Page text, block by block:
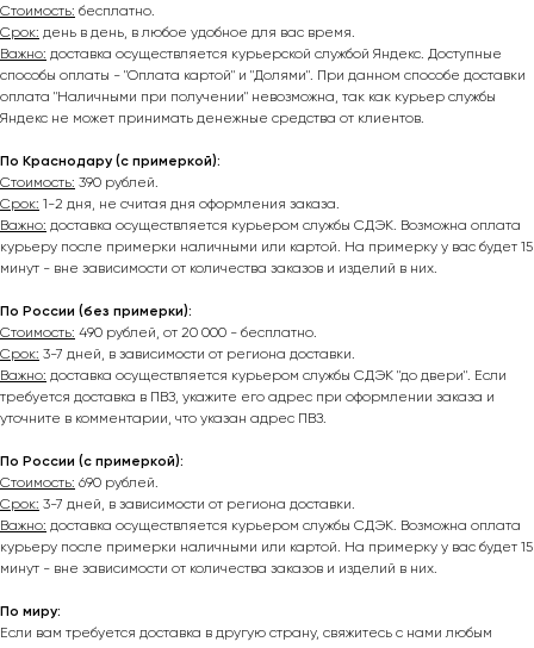
Стоимость: бесплатно.
Срок: день в день, в любое удобное для вас время.
Важно: доставка осуществляется курьерской службой Яндекс. Доступные
способы оплаты - "Оплата картой" и "Долями". При данном способе доставки
оплата "Наличными при получении" невозможна, так как курьер службы
Яндекс не может принимать денежные средства от клиентов.
По Краснодару (с примеркой):
Стоимость: 390 рублей.
Срок: 1-2 дня, не считая дня оформления заказа.
Важно: доставка осуществляется курьером службы СДЭК. Возможна оплата
курьеру после примерки наличными или картой. На примерку у вас будет 15
минут - вне зависимости от количества заказов и изделий в них.
По России (без примерки):
Стоимость: 490 рублей, от 20 000 - бесплатно.
Срок: 3-7 дней, в зависимости от региона доставки.
Важно: доставка осуществляется курьером службы СДЭК "до двери". Если
требуется доставка в ПВЗ, укажите его адрес при оформлении заказа и
уточните в комментарии, что указан адрес ПВЗ.
По России (с примеркой):
Стоимость: 690 рублей.
Срок: 3-7 дней, в зависимости от региона доставки.
Важно: доставка осуществляется курьером службы СДЭК. Возможна оплата
курьеру после примерки наличными или картой. На примерку у вас будет 15
минут - вне зависимости от количества заказов и изделий в них.
По миру:
Если вам требуется доставка в другую страну, свяжитесь с нами любым